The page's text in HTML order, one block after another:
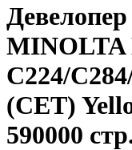
MINOLTA
C224/
(CET)
590000